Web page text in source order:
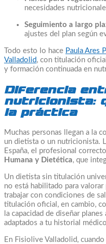
necesidades
Seguimiento a largo
ajustes del plan según
Todo esto lo hace Paula Ares
Valladolid , con titulación
y formación continuada en
Diferencia
nutricionista:
la práctica
Muchas personas llegan a la
un dietista o un nutricionista.
España, el profesional
Humana y Dietética, que
Un dietista sin titulación
no está habilitado para
trabajar con condiciones de
titulación oficial, en cambio,
la capacidad de diseñar
adaptados a tu historial
En Fisiolive Valladolid,